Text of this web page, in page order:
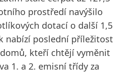
prostředí navýšilo
dotací o další 1,5
nabízí poslední příležitost
kteří chtějí vyměnit
1. a 2. emisní třídy za